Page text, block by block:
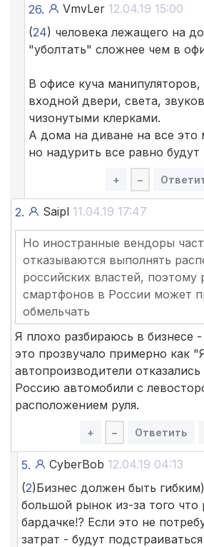
26. VmvLer 12.04.19 15:00
(24) человека лежащего на
"уболтать" сложнее чем в
В офисе куча манипуляторов,
входной двери, света,
чизонутыми клерками.
А дома на диване на все это
но надурить все равно будут
+ –
2. Saipl 11.04.19 17:47
Но иностранные вендоры
отказываются выполнять
российских властей, поэтому
смартфонов в России может
обмельчать
Я плохо разбираюсь в бизнесе
это прозвучало примерно как
автопроизводители отказались
Россию автомобили с
расположением руля.
+ – Ответить
5. CyberBob 12.04.19 04:13
(2)Бизнес должен быть
большой рынок из-за того что
бардачке!? Если это не
затрат - будут